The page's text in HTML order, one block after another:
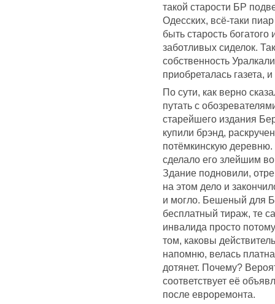
такой старости БР
Одесских, всё-таки
быть старость
заботливых сиделок.
собственность
приобреталась газета,
По сути, как верно
путать с
старейшего издания
купили брэнд,
потёмкинскую
сделало его злейшим
Здание подновили,
на этом дело и
и могло. Бешеный для
бесплатный тираж, те
инвалида просто
том, каковы
напомню, велась
дотянет. Почему?
соответствует её
после евроремонта.